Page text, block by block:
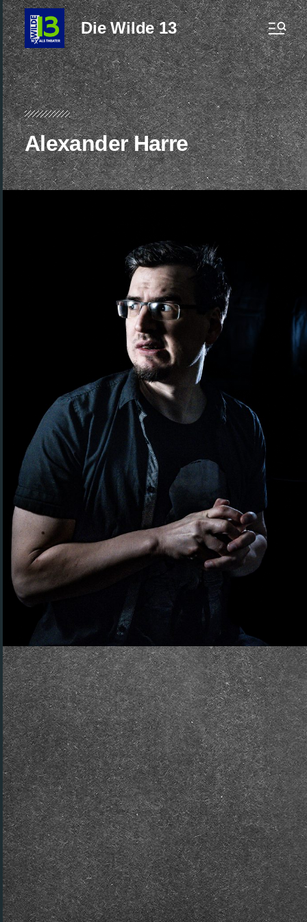
Die Wilde 13
Alexander Harre
im Team W13 seit 2023
2026
R. M. Renfield in
Dracula
2024
Sherlock Holmes in
Sherlock in Love
2023
Alfred Anderson in
Der schwarze Abt